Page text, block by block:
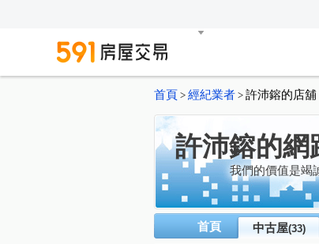
首頁 > 經紀業者 > 許沛鎔的店舖
許沛鎔的網
我們的價值是竭
首頁 中古屋(33)